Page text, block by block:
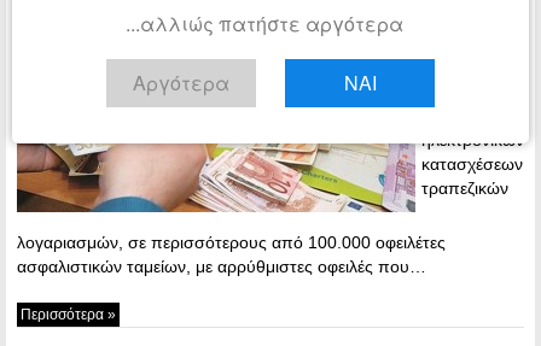
ηλεκτρονικών
κατασχέσεων
τραπεζικών
λογαριασμών, σε περισσότερους από 100.000 οφειλέτες
ασφαλιστικών ταμείων, με αρρύθμιστες οφειλές που…
Περισσότερα »
...αλλιώς πατήστε αργότερα
Αργότερα ΝΑΙ